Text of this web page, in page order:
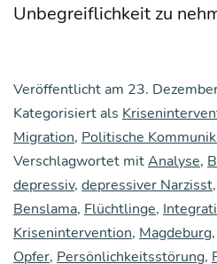
Unbe­greif­lich­keit zu
Veröffentlicht am 23.
Kategorisiert als
Migration, Politische
Verschlagwortet mitAnalyse,
depressiv, depressiver Narzisst,
Benslama, Flüchtlinge,
Krisenintervention, Magdeburg,
Opfer, Persönlichkeitsstörung,